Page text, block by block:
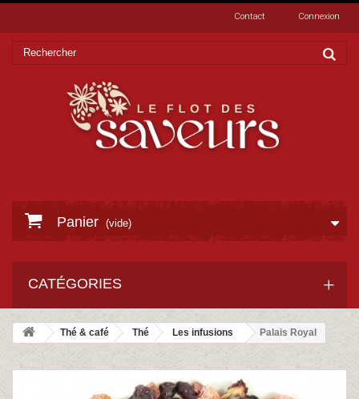
Connexion
Contact
Panier (vide)
CATÉGORIES
Thé & café Thé Les infusions Palais Royal